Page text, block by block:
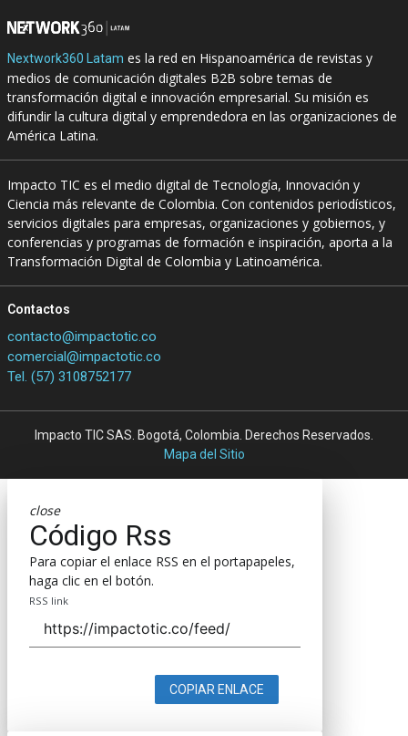
Nextwork360 Latam es la red en Hispanoamérica de revistas y
medios de comunicación digitales B2B sobre temas de
transformación digital e innovación empresarial. Su misión es
difundir la cultura digital y emprendedora en las organizaciones de
América Latina.
Impacto TIC es el medio digital de Tecnología, Innovación y
Ciencia más relevante de Colombia. Con contenidos periodísticos,
servicios digitales para empresas, organizaciones y gobiernos, y
conferencias y programas de formación e inspiración, aporta a la
Transformación Digital de Colombia y Latinoamérica.
Contactos
contacto@impactotic.co
comercial@impactotic.co
Tel. (57) 3108752177
Impacto TIC SAS. Bogotá, Colombia. Derechos Reservados.
Mapa del Sitio
close
Código Rss
Para copiar el enlace RSS en el portapapeles,
haga clic en el botón.
RSS link
COPIAR ENLACE